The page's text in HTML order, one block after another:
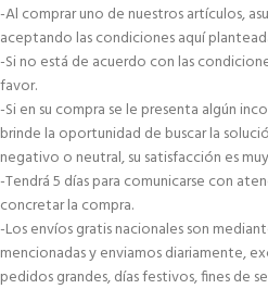
-Al comprar uno de nuestros artículos,
aceptando las condiciones aquí
-Si no está de acuerdo con las
favor.
-Si en su compra se le presenta algún
brinde la oportunidad de buscar la
negativo o neutral, su satisfacción es
-Tendrá 5 días para comunicarse con
concretar la compra.
-Los envíos gratis nacionales son
mencionadas y enviamos diariamente,
pedidos grandes, días festivos, fines de